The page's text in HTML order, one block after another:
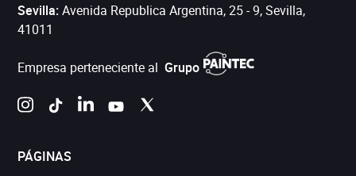
Sevilla:Avenida Republica Argentina, 25 - 9, Sevilla,
41011
Empresa perteneciente al Grupo
PÁGINAS